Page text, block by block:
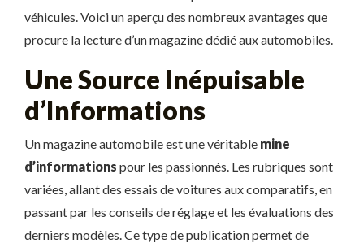
véhicules. Voici un aperçu des nombreux avantages que
procure la lecture d’un magazine dédié aux automobiles.
Une Source Inépuisable
d’Informations
Un magazine automobile est une véritable mine
d’informations pour les passionnés. Les rubriques sont
variées, allant des essais de voitures aux comparatifs, en
passant par les conseils de réglage et les évaluations des
derniers modèles. Ce type de publication permet de